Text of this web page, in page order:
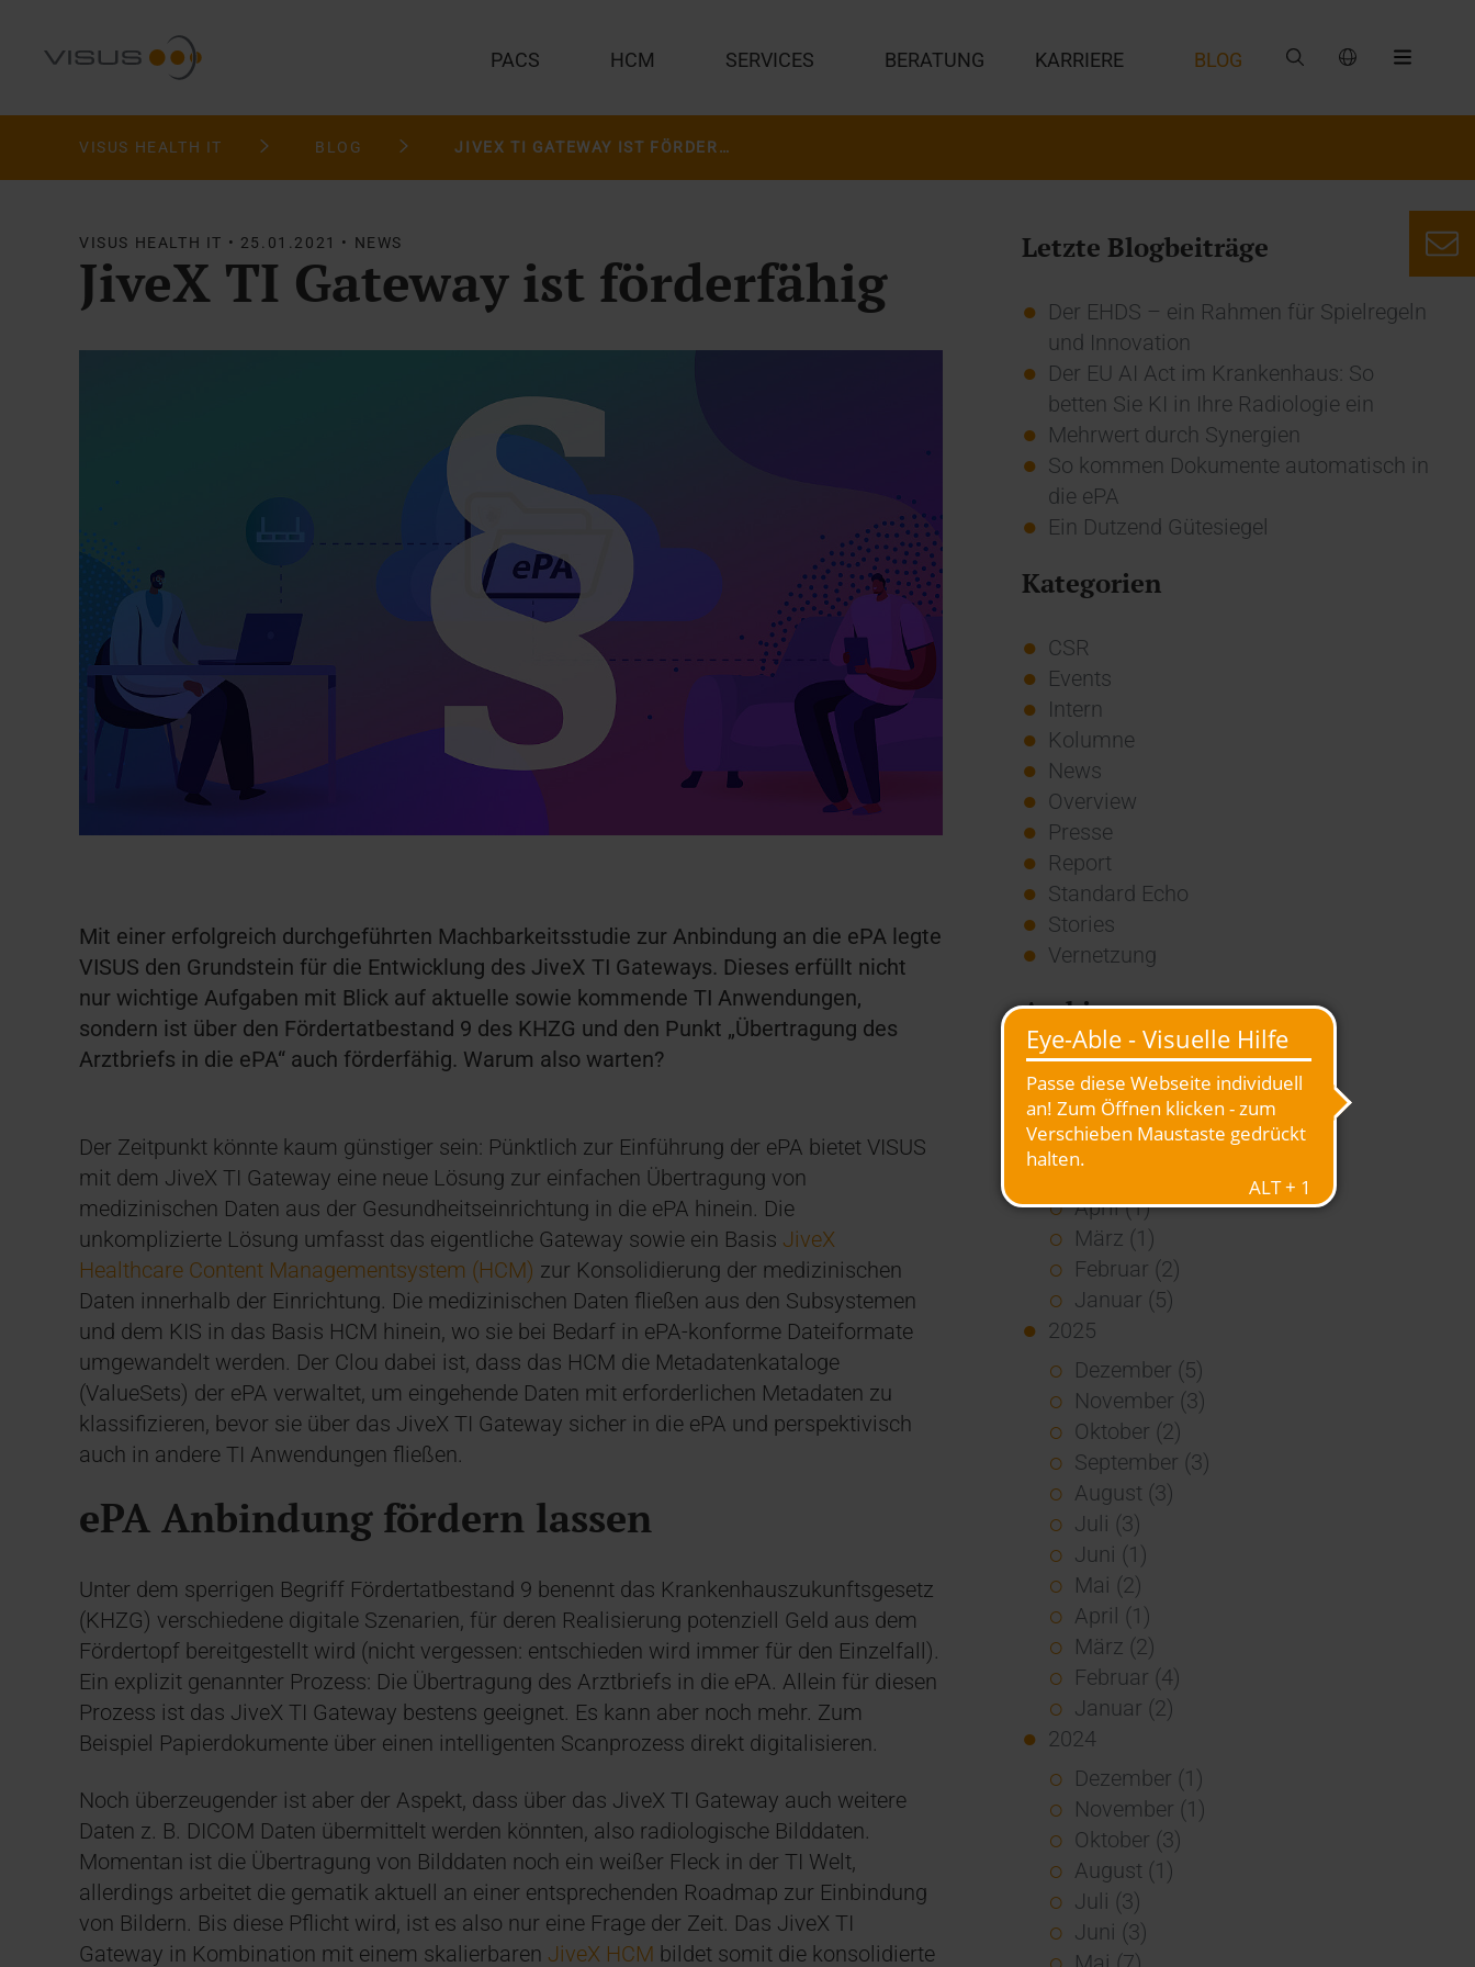
PACS HCM SERVICES BERATUNG KARRIERE BLOG
VISUS HEALTH IT BLOG JIVEX TI GATEWAY IST FÖRDERFÄHIG
VISUS HEALTH IT • 25.01.2021 • NEWS
JiveX TI Gateway ist förderfähig
Mit einer erfolgreich durchgeführten Machbarkeitsstudie zur Anbindung an die ePA legte
VISUS den Grundstein für die Entwicklung des JiveX TI Gateways. Dieses erfüllt nicht
nur wichtige Aufgaben mit Blick auf aktuelle sowie kommende TI Anwendungen,
sondern ist über den Fördertatbestand 9 des KHZG und den Punkt „Übertragung des
Arztbriefs in die ePA“ auch förderfähig. Warum also warten?
Der Zeitpunkt könnte kaum günstiger sein: Pünktlich zur Einführung der ePA bietet VISUS
mit dem JiveX TI Gateway eine neue Lösung zur einfachen Übertragung von
medizinischen Daten aus der Gesundheitseinrichtung in die ePA hinein. Die
unkomplizierte Lösung umfasst das eigentliche Gateway sowie ein Basis JiveX
Healthcare Content Managementsystem (HCM) zur Konsolidierung der medizinischen
Daten innerhalb der Einrichtung. Die medizinischen Daten fließen aus den Subsystemen
und dem KIS in das Basis HCM hinein, wo sie bei Bedarf in ePA-konforme Dateiformate
umgewandelt werden. Der Clou dabei ist, dass das HCM die Metadatenkataloge
(ValueSets) der ePA verwaltet, um eingehende Daten mit erforderlichen Metadaten zu
klassifizieren, bevor sie über das JiveX TI Gateway sicher in die ePA und perspektivisch
auch in andere TI Anwendungen fließen.
ePA Anbindung fördern lassen
Unter dem sperrigen Begriff Fördertatbestand 9 benennt das Krankenhauszukunftsgesetz
(KHZG) verschiedene digitale Szenarien, für deren Realisierung potenziell Geld aus dem
Fördertopf bereitgestellt wird (nicht vergessen: entschieden wird immer für den Einzelfall).
Ein explizit genannter Prozess: Die Übertragung des Arztbriefs in die ePA. Allein für diesen
Prozess ist das JiveX TI Gateway bestens geeignet. Es kann aber noch mehr. Zum
Beispiel Papierdokumente über einen intelligenten Scanprozess direkt digitalisieren.
Noch überzeugender ist aber der Aspekt, dass über das JiveX TI Gateway auch weitere
Daten z. B. DICOM Daten übermittelt werden könnten, also radiologische Bilddaten.
Momentan ist die Übertragung von Bilddaten noch ein weißer Fleck in der TI Welt,
allerdings arbeitet die gematik aktuell an einer entsprechenden Roadmap zur Einbindung
von Bildern. Bis diese Pflicht wird, ist es also nur eine Frage der Zeit. Das JiveX TI
Gateway in Kombination mit einem skalierbaren JiveX HCM bildet somit die konsolidierte
Letzte Blogbeiträge
Der EHDS – ein Rahmen für Spielregeln
und Innovation
Der EU AI Act im Krankenhaus: So
betten Sie KI in Ihre Radiologie ein
Mehrwert durch Synergien
So kommen Dokumente automatisch in
die ePA
Ein Dutzend Gütesiegel
Kategorien
CSR
Events
Intern
Kolumne
News
Overview
Presse
Report
Standard Echo
Stories
Vernetzung
Archiv
2026
Juli (4)
Juni (4)
April (1)
März (1)
Februar (2)
Januar (5)
2025
Dezember (5)
November (3)
Oktober (2)
September (3)
August (3)
Juli (3)
Juni (1)
Mai (2)
April (1)
März (2)
Februar (4)
Januar (2)
2024
Dezember (1)
November (1)
Oktober (3)
August (1)
Juli (3)
Juni (3)